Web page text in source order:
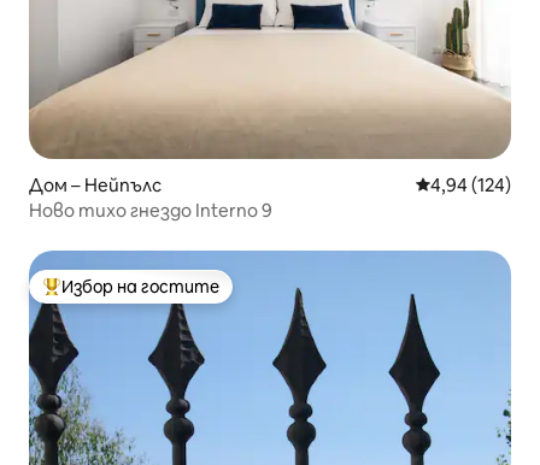
Дом – Нейпълс Средна
4,94 (124)
Ново тихо гнездо Interno 9
Най-популярен избор на гостите
Избор на гостите